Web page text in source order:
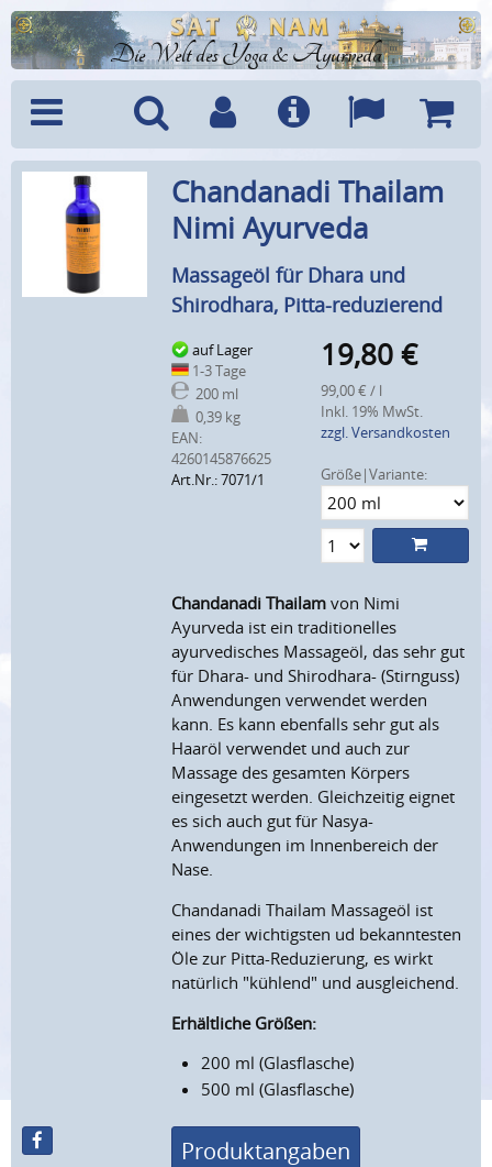
Die Welt des Yoga & Ayurveda
Menü SucheBenutzerkonto
Info Sprachen
Chandanadi Thailam
Nimi Ayurveda
Massageöl für Dhara und
Shirodhara, Pitta-reduzierend
auf Lager
1-3 Tage
200 ml
0,39 kg
EAN:
4260145876625
Art.Nr.: 7071/1
19,80 €
99,00 € / l
Inkl. 19% MwSt.
zzgl. Versandkosten
Größe|Variante:
Chandanadi Thailam von Nimi
Ayurveda ist ein traditionelles
ayurvedisches Massageöl, das sehr gut
für Dhara- und Shirodhara- (Stirnguss)
Anwendungen verwendet werden
kann. Es kann ebenfalls sehr gut als
Haaröl verwendet und auch zur
Massage des gesamten Körpers
eingesetzt werden. Gleichzeitig eignet
es sich auch gut für Nasya-
Anwendungen im Innenbereich der
Nase.
Chandanadi Thailam Massageöl ist
eines der wichtigsten ud bekanntesten
Öle zur Pitta-Reduzierung, es wirkt
natürlich "kühlend" und ausgleichend.
Erhältliche Größen:
200 ml (Glasflasche)
500 ml (Glasflasche)
Produktangaben